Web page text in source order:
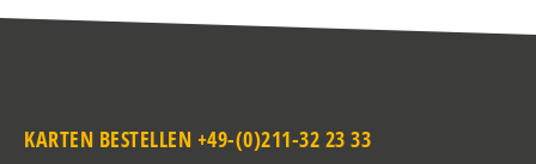
KARTEN BESTELLEN +49-(0)211-32 23 33